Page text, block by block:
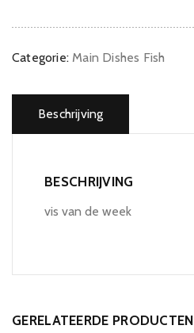
Categorie: Main Dishes Fish
Beschrijving
BESCHRIJVING
vis van de week
GERELATEERDE PRODUCTEN